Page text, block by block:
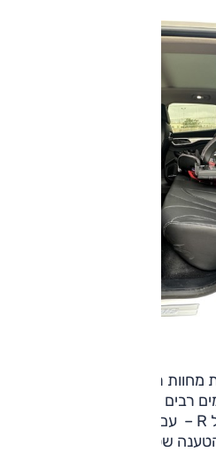
רגל. נפח ההטענה, באופן
המגיעים מסין, צנוע באופן
שטוח בגובה טוב, תא גדול